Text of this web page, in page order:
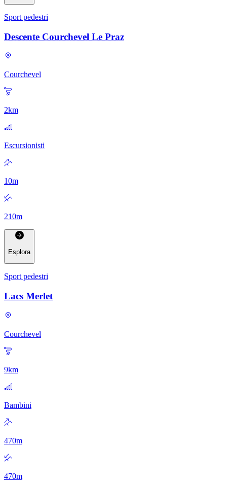
Sport pedestri
Descente Courchevel Le Praz
Courchevel
2km
Escursionisti
10m
210m
Esplora
Sport pedestri
Lacs Merlet
Courchevel
9km
Bambini
470m
470m